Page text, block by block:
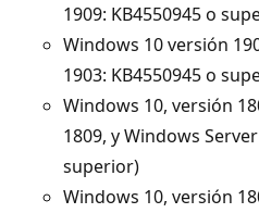
1909: KB4550945 o
Windows 10 versión
1903: KB4550945 o
Windows 10, versión
1809, y Windows
superior)
Windows 10, versión